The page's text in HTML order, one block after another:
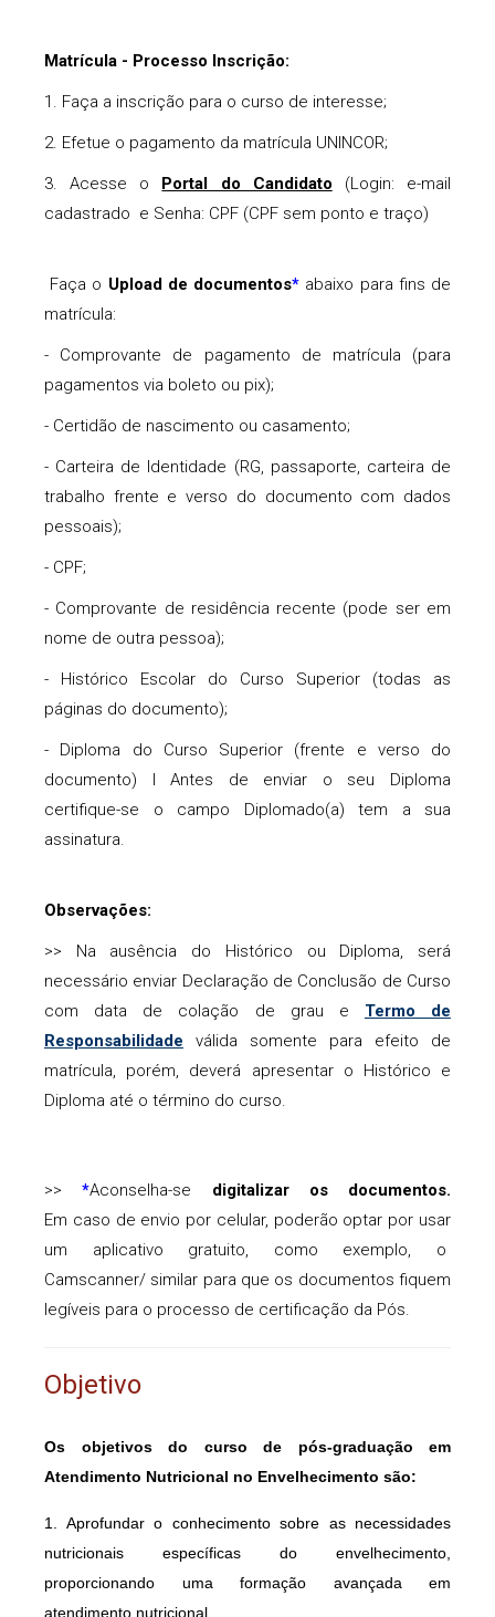
Matrícula - Processo Inscrição:
1. Faça a inscrição para o curso de interesse;
2. Efetue o pagamento da matrícula UNINCOR;
3. Acesse o Portal do Candidato (Login: e-mail
cadastrado e Senha: CPF (CPF sem ponto e traço)
Faça o Upload de documentos* abaixo para fins de
matrícula:
- Comprovante de pagamento de matrícula (para
pagamentos via boleto ou pix);
- Certidão de nascimento ou casamento;
- Carteira de Identidade (RG, passaporte, carteira de
trabalho frente e verso do documento com dados
pessoais);
- CPF;
- Comprovante de residência recente (pode ser em
nome de outra pessoa);
- Histórico Escolar do Curso Superior (todas as
páginas do documento);
- Diploma do Curso Superior (frente e verso do
documento) l Antes de enviar o seu Diploma
certifique-se o campo Diplomado(a) tem a sua
assinatura.
Observações:
>> Na ausência do Histórico ou Diploma, será
necessário enviar Declaração de Conclusão de Curso
com data de colação de grau e Termo de
Responsabilidade válida somente para efeito de
matrícula, porém, deverá apresentar o Histórico e
Diploma até o término do curso.
>>*Aconselha-se digitalizar os documentos.
Em caso de envio por celular, poderão optar por usar
um aplicativo gratuito, como exemplo, o
Camscanner/ similar para que os documentos fiquem
legíveis para o processo de certificação da Pós.
Objetivo
Os objetivos do curso de pós-graduação em
Atendimento Nutricional no Envelhecimento são:
1. Aprofundar o conhecimento sobre as necessidades
nutricionais específicas do envelhecimento,
proporcionando uma formação avançada em
atendimento nutricional.